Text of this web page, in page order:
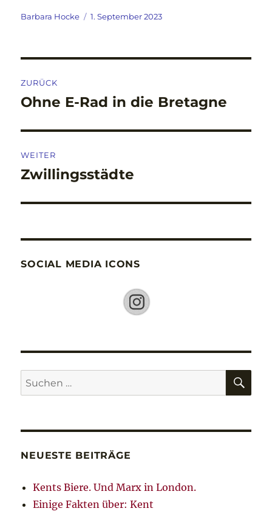
Autor
Barbara Hocke
Veröffentlicht
1. September 2023
ZURÜCK
Vorheriger
Ohne E-Rad in die Bretagne
WEITER
Nächster
Zwillingsstädte
SOCIAL MEDIA ICONS
Suche
nach:
NEUESTE BEITRÄGE
Kents Biere. Und Marx in London.
Einige Fakten über: Kent